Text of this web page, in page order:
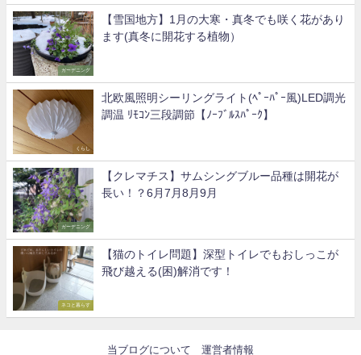
ガーデニング
【雪国地方】1月の大寒・真冬でも咲く花があり
ます(真冬に開花する植物）
くらし
北欧風照明シーリングライト(ﾍﾟｰﾊﾟｰ風)LED調光
調温 ﾘﾓｺﾝ三段調節【ﾉｰﾌﾞﾙｽﾊﾟｰｸ】
ガーデニング
【クレマチス】サムシングブルー品種は開花が
長い！？6月7月8月9月
ネコと暮らす
【猫のトイレ問題】深型トイレでもおしっこが
飛び越える(困)解消です！
当ブログについて 運営者情報